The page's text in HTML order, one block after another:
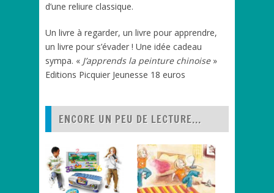
d’une reliure classique.
Un livre à regarder, un livre pour apprendre,
un livre pour s’évader ! Une idée cadeau
sympa. « J’apprends la peinture chinoise»
Editions Picquier Jeunesse 18 euros
ENCORE UN PEU DE LECTURE...